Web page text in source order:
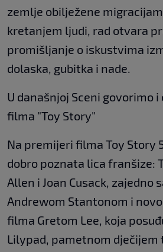
zemlje obilježene
kretanjem ljudi, rad otvara
promišljanje o iskustvima
dolaska, gubitka i nade.
U današnjoj Sceni govorimo
filma "Toy Story"
Na premijeri filma Toy Story
dobro poznata lica franšize:
Allen i Joan Cusack, zajedno
Andrewom Stantonom i
filma Gretom Lee, koja
Lilypad, pametnom dječijem